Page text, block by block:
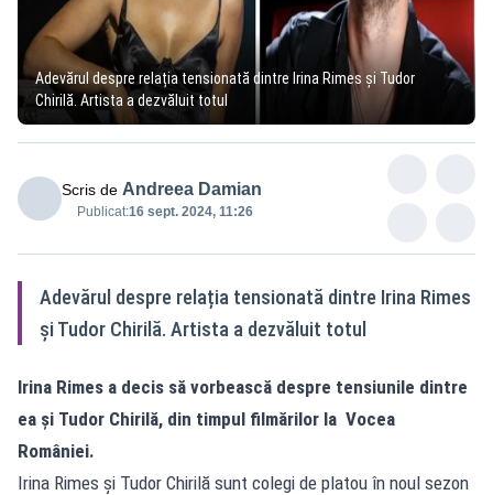
Adevărul despre relația tensionată dintre Irina Rimes și Tudor
Chirilă. Artista a dezvăluit totul
Scris de Andreea Damian
Publicat:16 sept. 2024, 11:26
Adevărul despre relația tensionată dintre Irina Rimes
și Tudor Chirilă. Artista a dezvăluit totul
Irina Rimes a decis să vorbească despre tensiunile dintre
ea și Tudor Chirilă, din timpul filmărilor la Vocea
României.
Irina Rimes și Tudor Chirilă sunt colegi de platou în noul sezon